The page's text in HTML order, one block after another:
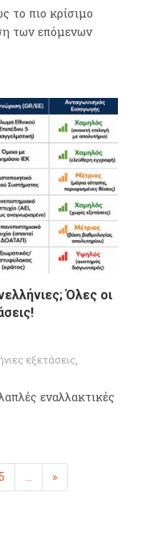
το πιο κρίσιμο
των επόμενων
Όλες οι
εξετάσεις
εναλλακτικές
5 »